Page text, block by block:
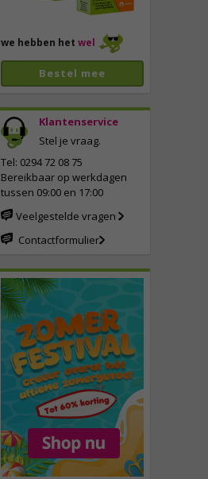
we hebben het wel
Bestel mee
Klantenservice
Stel je vraag.
Tel: 0294 72 08 75
Bereikbaar op werkdagen
tussen 09:00 en 17:00
Veelgestelde vragen
Contactformulier